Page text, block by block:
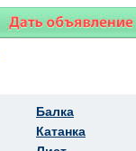
Балка
Катанка